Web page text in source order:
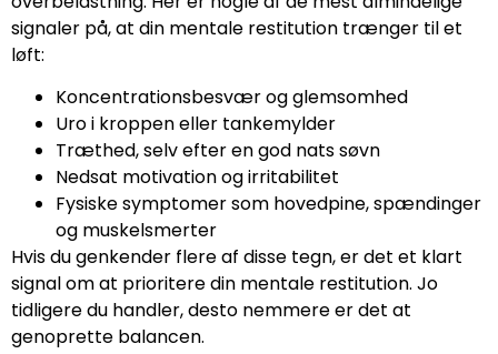
signaler på, at din mentale restitution trænger til et
løft:
Koncentrationsbesvær og glemsomhed
Uro i kroppen eller tankemylder
Træthed, selv efter en god nats søvn
Nedsat motivation og irritabilitet
Fysiske symptomer som hovedpine, spændinger
og muskelsmerter
Hvis du genkender flere af disse tegn, er det et klart
signal om at prioritere din mentale restitution. Jo
tidligere du handler, desto nemmere er det at
genoprette balancen.